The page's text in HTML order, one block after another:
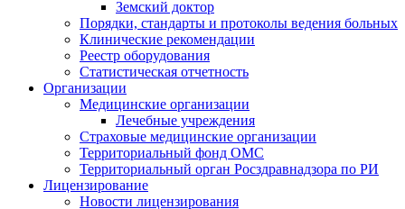
Земский доктор
Порядки, стандарты и протоколы ведения больных
Клинические рекомендации
Реестр оборудования
Статистическая отчетность
Организации
Медицинские организации
Лечебные учреждения
Страховые медицинские организации
Территориальный фонд ОМС
Территориальный орган Росздравнадзора по РИ
Лицензирование
Новости лицензирования